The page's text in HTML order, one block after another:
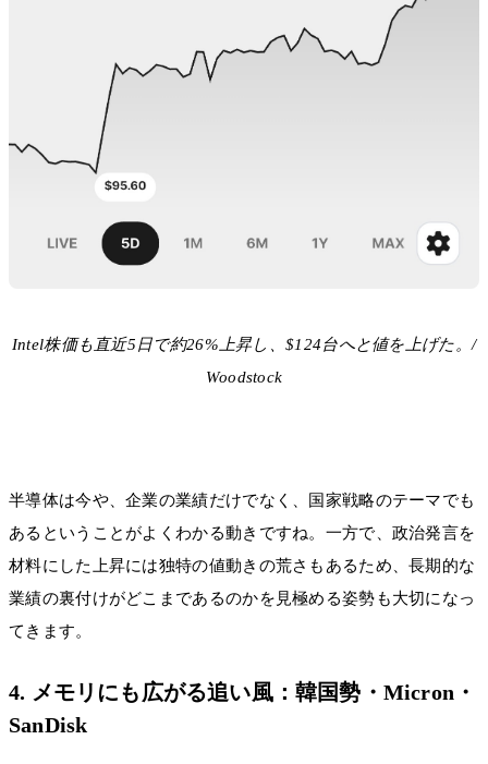
Intel株価も直近5日で約26%上昇し、$124台へと値を上げた。/
Woodstock
半導体は今や、企業の業績だけでなく、国家戦略のテーマでも
あるということがよくわかる動きですね。一方で、政治発言を
材料にした上昇には独特の値動きの荒さもあるため、長期的な
業績の裏付けがどこまであるのかを見極める姿勢も大切になっ
てきます。
4. メモリにも広がる追い風：韓国勢・Micron・
SanDisk